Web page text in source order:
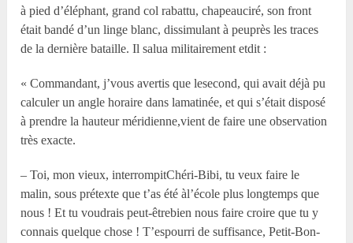
à pied d’éléphant, grand col rabattu, chapeauciré, son front
était bandé d’un linge blanc, dissimulant à peuprès les traces
de la dernière bataille. Il salua militairement etdit :
« Commandant, j’vous avertis que lesecond, qui avait déjà pu
calculer un angle horaire dans lamatinée, et qui s’était disposé
à prendre la hauteur méridienne,vient de faire une observation
très exacte.
– Toi, mon vieux, interrompitChéri-Bibi, tu veux faire le
malin, sous prétexte que t’as été àl’école plus longtemps que
nous ! Et tu voudrais peut-êtrebien nous faire croire que tu y
connais quelque chose ! T’espourri de suffisance, Petit-Bon-